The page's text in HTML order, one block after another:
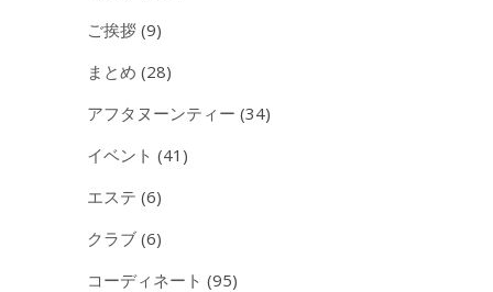
ご挨拶 (9)
まとめ (28)
アフタヌーンティー (34)
イベント (41)
エステ (6)
クラブ (6)
コーディネート (95)